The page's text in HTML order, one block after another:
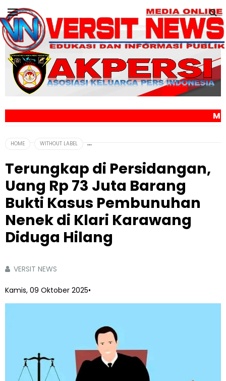
MEDIA ONLINE
HOME WITHOUT LABEL
Terungkap di Persidangan,
Uang Rp 73 Juta Barang
Bukti Kasus Pembunuhan
Nenek di Klari Karawang
Diduga Hilang
VERSIT NEWS
Kamis, 09 Oktober 2025•